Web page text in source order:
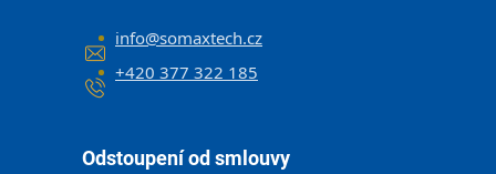
info@somaxtech.cz
+420 377 322 185
Odstoupení od smlouvy